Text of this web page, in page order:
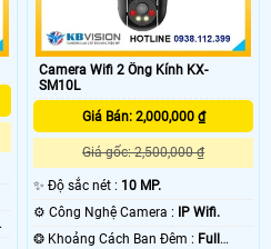
Camera Wifi 2 Ống Kính KX-
SM10L
Giá Bán: 2,000,000 ₫
Giá gốc: 2,500,000 ₫
✨ Độ sắc nét : 10 MP.
⚙ Công Nghệ Camera :
IP Wifi.
❂ Khoảng Cách Ban Đêm : Full